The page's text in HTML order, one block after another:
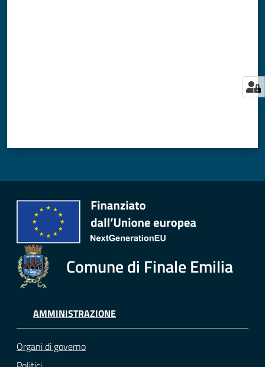
Comune di Finale Emilia
AMMINISTRAZIONE
Organi di governo